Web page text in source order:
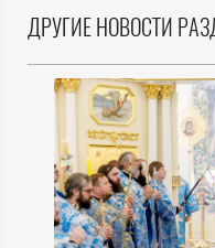
ДРУГИЕ НОВОСТИ